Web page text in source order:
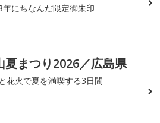
年にちなんだ限定御朱印
夏まつり2026／広島県
花火で夏を満喫する3日間